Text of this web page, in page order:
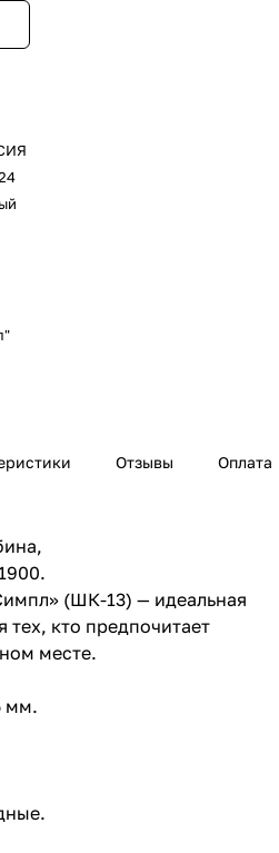
Отзывы Оплата
(ШК-13) — идеальная
тех, кто предпочитает
месте.
мм.